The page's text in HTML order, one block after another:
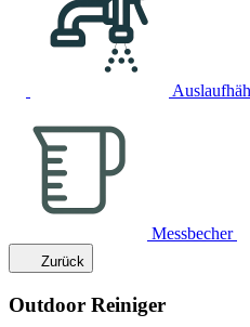
Messbecher
Zurück
Outdoor Reiniger